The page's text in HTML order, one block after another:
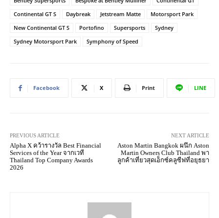
Continental GT S
Daybreak Jetstream Matte
Motorsport Park
New Continental GT S
Portofino Supersports
Sydney
Sydney Motorsport Park
Symphony of Speed
Facebook X Print LINE
PREVIOUS ARTICLE
Alpha X คว้ารางวัล Best Financial
Services of the Year จากเวที
Thailand Top Company Awards
2026
NEXT ARTICLE
Aston Martin Bangkok ผนึก Aston
Martin Owners Club Thailand พา
ลูกค้าเที่ยวสุดเอ็กซ์คลูซีฟที่อยุธยา